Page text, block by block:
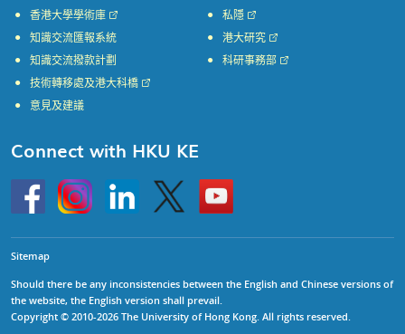
香港大學學術庫
知識交流匯報系統
知識交流撥款計劃
私隱
港大研究
科研事務部
技術轉移處及港大科橋
意見及建議
Connect with HKU KE
HKU
InstagramLinkedin Twitter
Go
to
HKU
Sitemap
Should there be any inconsistencies between the English and Chinese versions of
the website, the English version shall prevail.
Copyright © 2010-2026 The University of Hong Kong. All rights reserved.